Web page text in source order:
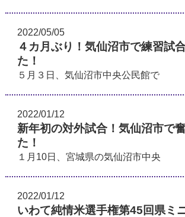
2022/05/05
４カ月ぶり！気仙沼市で練習試
た！
５月３日、気仙沼市中央公民館で
2022/01/12
新年初の対外試合！気仙沼市で
た！
１月10日、宮城県の気仙沼市中央
2022/01/12
いわて純情米選手権第45回県ミ